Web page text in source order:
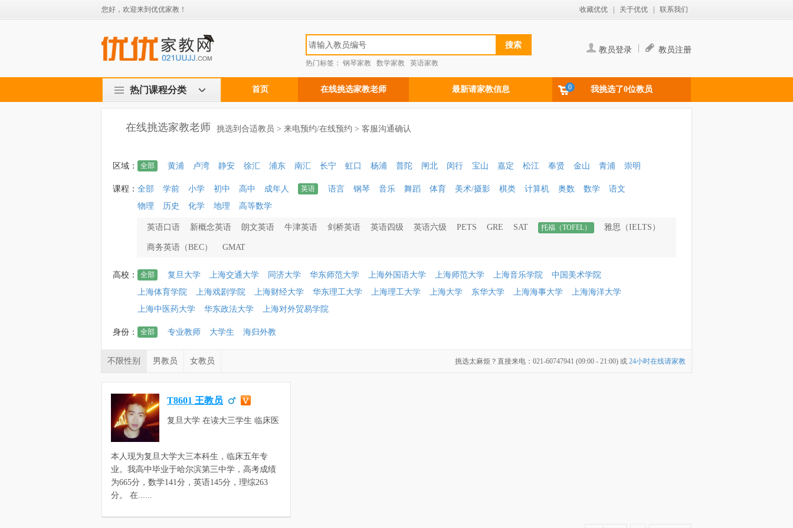
您好，欢迎来到优优家教！ 收藏优优 关于优优 联系我们
热门标签： 钢琴家教 数学家教 英语家教
教员登录 | 教员注册
热门课程分类 首页 在线挑选家教老师 最新请家教信息 0 我挑选了0位教员
在线挑选家教老师 挑选到合适教员 > 来电预约/在线预约 > 客服沟通确认
区域： 全部 黄浦 卢湾 静安 徐汇 浦东 南汇 长宁 虹口 杨浦 普陀 闸北 闵行 宝山 嘉定 松江 奉贤 金山 青浦 崇明
课程： 全部 学前 小学 初中 高中 成年人 英语 语言 钢琴 音乐 舞蹈 体育 美术/摄影 棋类 计算机 奥数 数学
语文
物理
历史 化学 地理 高等数学
英语口语 新概念英语 朗文英语 牛津英语 剑桥英语 英语四级 英语六级 PETS GRE SAT 托福（TOFEL） 雅思（IELTS）
商务英语（BEC） GMAT
高校： 全部 复旦大学 上海交通大学 同济大学 华东师范大学 上海外国语大学 上海师范大学 上海音乐学院
中国美术学院
上海体育学院
上海戏剧学院 上海财经大学 华东理工大学 上海理工大学 上海大学 东华大学 上海海事大学
上海海洋大学
上海中医药大学
华东政法大学 上海对外贸易学院
身份： 全部 专业教师 大学生 海归外教
不限性别 男教员 女教员 挑选太麻烦？直接来电：021-60747941 (09:00 - 21:00) 或 24小时在线请家教
T8601 王教员
复旦大学 在读大三学生 临床医
本人现为复旦大学大三本科生，临床五年专
业。我高中毕业于哈尔滨第三中学，高考成绩
为665分，数学141分，英语145分，理综263
分。 在......